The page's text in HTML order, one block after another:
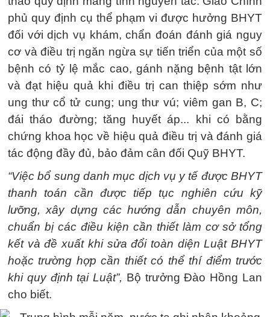
phủ quy định cụ thể phạm vi được hưởng BHYT
đối với dịch vụ khám, chẩn đoán đánh giá nguy
cơ và điều trị ngăn ngừa sự tiến triển của một số
bệnh có tỷ lệ mắc cao, gánh nặng bệnh tật lớn
và đạt hiệu quả khi điều trị can thiệp sớm như
ung thư cổ tử cung; ung thư vú; viêm gan B, C;
đái tháo đường; tăng huyết áp... khi có bằng
chứng khoa học về hiệu quả điều trị và đánh giá
tác động đầy đủ, bảo đảm cân đối Quỹ BHYT.
“Việc bổ sung danh mục dịch vụ y tế được BHYT
thanh toán cần được tiếp tục nghiên cứu kỹ
lưỡng, xây dựng các hướng dẫn chuyên môn,
chuẩn bị các điều kiện cần thiết làm cơ sở tổng
kết và đề xuất khi sửa đổi toàn diện Luật BHYT
hoặc trường hợp cần thiết có thể thí điểm trước
khi quy định tại Luật”, Bộ trưởng Đào Hồng Lan
cho biết.